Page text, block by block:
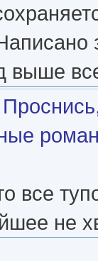
выше
все
не